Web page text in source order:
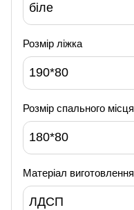
біле
Розмір ліжка
190*80
Розмір спального місця
180*80
Матеріал виготовлення
ЛДСП